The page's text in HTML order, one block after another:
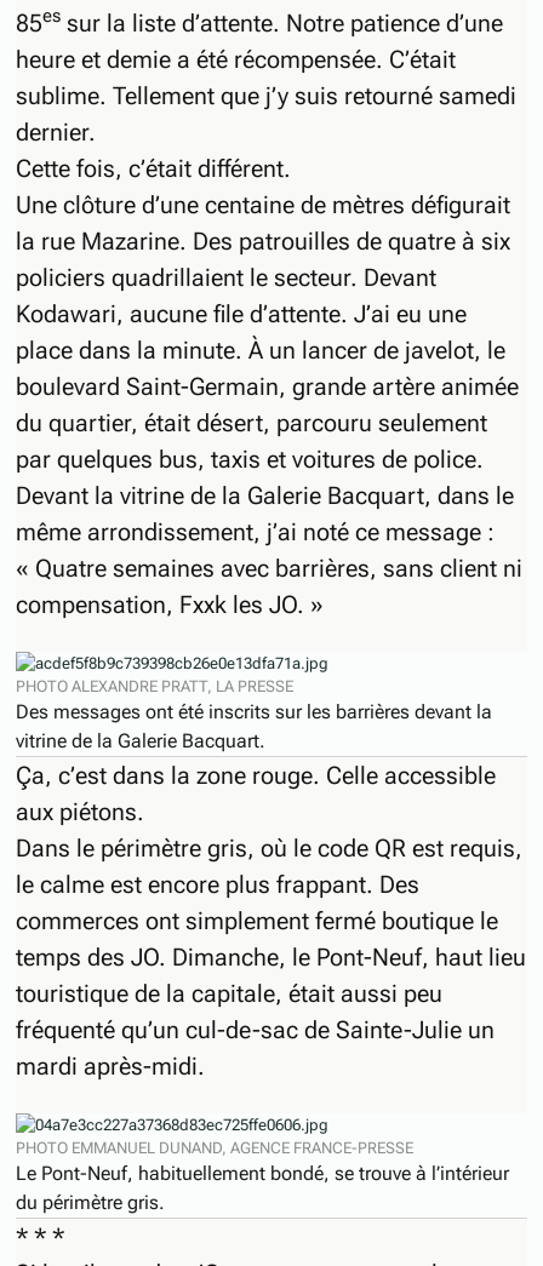
85es sur la liste d’attente. Notre patience d’une
heure et demie a été récompensée. C’était
sublime. Tellement que j’y suis retourné samedi
dernier.
Cette fois, c’était différent.
Une clôture d’une centaine de mètres défigurait
la rue Mazarine. Des patrouilles de quatre à six
policiers quadrillaient le secteur. Devant
Kodawari, aucune file d’attente. J’ai eu une
place dans la minute. À un lancer de javelot, le
boulevard Saint-Germain, grande artère animée
du quartier, était désert, parcouru seulement
par quelques bus, taxis et voitures de police.
Devant la vitrine de la Galerie Bacquart, dans le
même arrondissement, j’ai noté ce message :
« Quatre semaines avec barrières, sans client ni
compensation, Fxxk les JO. »
PHOTO ALEXANDRE PRATT, LA PRESSE
Des messages ont été inscrits sur les barrières devant la
vitrine de la Galerie Bacquart.
Ça, c’est dans la zone rouge. Celle accessible
aux piétons.
Dans le périmètre gris, où le code QR est requis,
le calme est encore plus frappant. Des
commerces ont simplement fermé boutique le
temps des JO. Dimanche, le Pont-Neuf, haut lieu
touristique de la capitale, était aussi peu
fréquenté qu’un cul-de-sac de Sainte-Julie un
mardi après-midi.
PHOTO EMMANUEL DUNAND, AGENCE FRANCE-PRESSE
Le Pont-Neuf, habituellement bondé, se trouve à l’intérieur
du périmètre gris.
* * *